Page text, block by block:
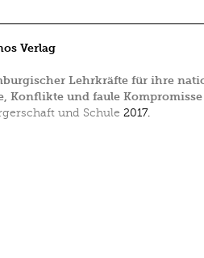
Verlag
Lehrkräfte für ihre
Konflikte und faule Kompromisse
und Schule 2017.